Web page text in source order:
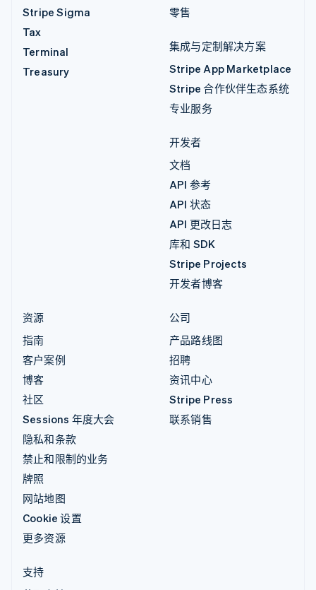
Stripe Sigma
Tax
Terminal
Treasury
零售
集成与定制解决方案
Stripe App Marketplace
Stripe 合作伙伴生态系统
专业服务
开发者
文档
API 参考
API 状态
API 更改日志
库和 SDK
Stripe Projects
开发者博客
资源
指南
客户案例
博客
社区
Sessions 年度大会
隐私和条款
禁止和限制的业务
牌照
网站地图
Cookie 设置
更多资源
公司
产品路线图
招聘
资讯中心
Stripe Press
联系销售
支持